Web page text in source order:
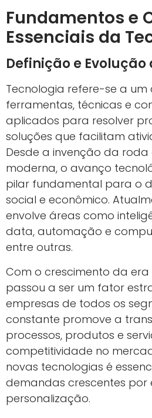
Fundamentos e
Essenciais da
Definição e
Tecnologia refere-se a um
ferramentas, técnicas e
aplicados para resolver
soluções que facilitam
Desde a invenção da
moderna, o avanço
pilar fundamental para o
social e econômico.
envolve áreas como
data, automação e
entre outras.
Com o crescimento da
passou a ser um fator
empresas de todos os
constante promove a
processos, produtos e
competitividade no
novas tecnologias é
demandas crescentes por
personalização.